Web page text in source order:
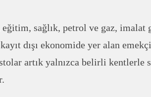
sağlık, petrol ve gaz,
dışı ekonomide yer alan
artık yalnızca belirli kentlerle